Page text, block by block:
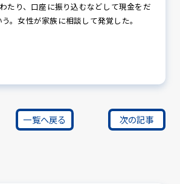
防犯対策情報
たり、口座に振り込むなどして現金をだ
。女性が家族に相談して発覚した。
一覧へ戻る 次の記事